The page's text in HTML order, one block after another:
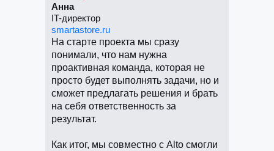
Анна
IT-директор
smartastore.ru
На старте проекта мы сразу
понимали, что нам нужна
проактивная команда, которая не
просто будет выполнять задачи, но и
сможет предлагать решения и брать
на себя ответственность за
результат.
Как итог, мы совместно с Alto смогли